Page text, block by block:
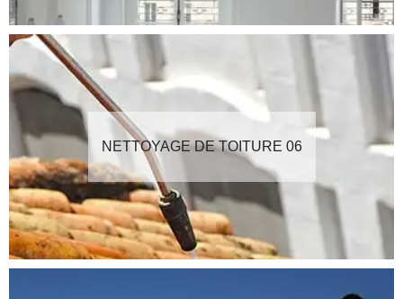
NETTOYAGE DE TOITURE 06